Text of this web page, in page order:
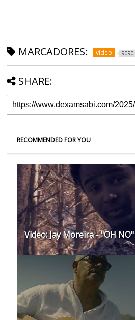
MARCADORES: video 9090
SHARE:
RECOMMENDED FOR YOU
Video: Jay Moreira - "OH NO"